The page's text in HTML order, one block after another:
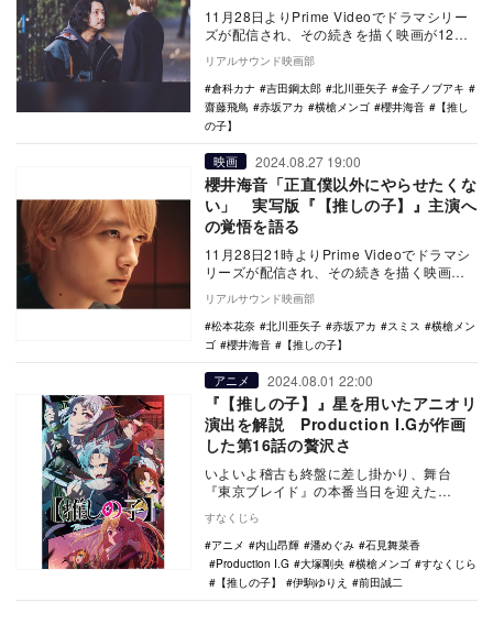
11月28日よりPrime Videoでドラマシリー
ズが配信され、その続きを描く映画が12月
20日に公開される実写プロジェクト『…
リアルサウンド映画部
倉科カナ
吉田鋼太郎 北川亜矢子
金子ノブアキ
齋藤飛鳥
赤坂アカ 横槍メンゴ 櫻井海音
【推し
の子】
映画 2024.08.27 19:00
櫻井海音「正直僕以外にやらせたくな
い」 実写版『【推しの子】』主演へ
の覚悟を語る
11月28日21時よりPrime Videoでドラマシ
リーズが配信され、その続きを描く映画が
12月20日に公開される実写プロジェ…
リアルサウンド映画部
松本花奈
北川亜矢子 赤坂アカ スミス
横槍メン
ゴ
櫻井海音 【推しの子】
アニメ 2024.08.01 22:00
『【推しの子】』星を用いたアニオリ
演出を解説 Production I.Gが作画
した第16話の贅沢さ
いよいよ稽古も終盤に差し掛かり、舞台
『東京ブレイド』の本番当日を迎えた
る「開幕」にふさわ…
すなくじら
アニメ
内山昂輝 潘めぐみ
石見舞菜香
Production I.G
大塚剛央 横槍メンゴ
すなくじら
【推しの子】
伊駒ゆりえ 前田誠二